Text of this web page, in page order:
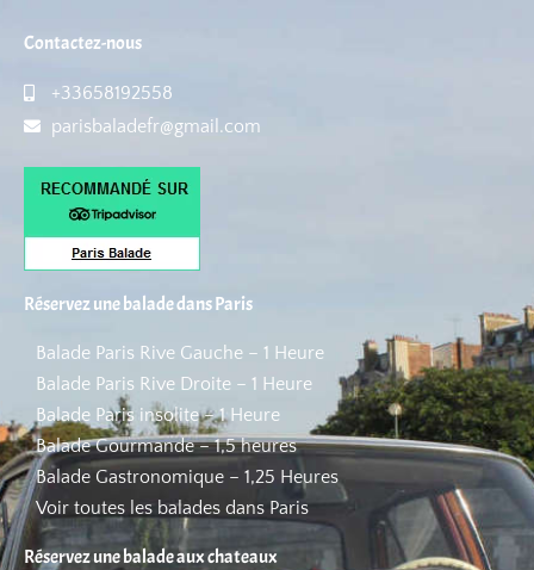
Contactez-nous
+33658192558
parisbaladefr@gmail.com
Réservez une balade dans Paris
Balade Paris Rive Gauche – 1 Heure
Balade Paris Rive Droite – 1 Heure
Balade Paris insolite – 1 Heure
Balade Gourmande – 1,5 heures
Balade Gastronomique – 1,25 Heures
Voir toutes les balades dans Paris
Réservez une balade aux chateaux